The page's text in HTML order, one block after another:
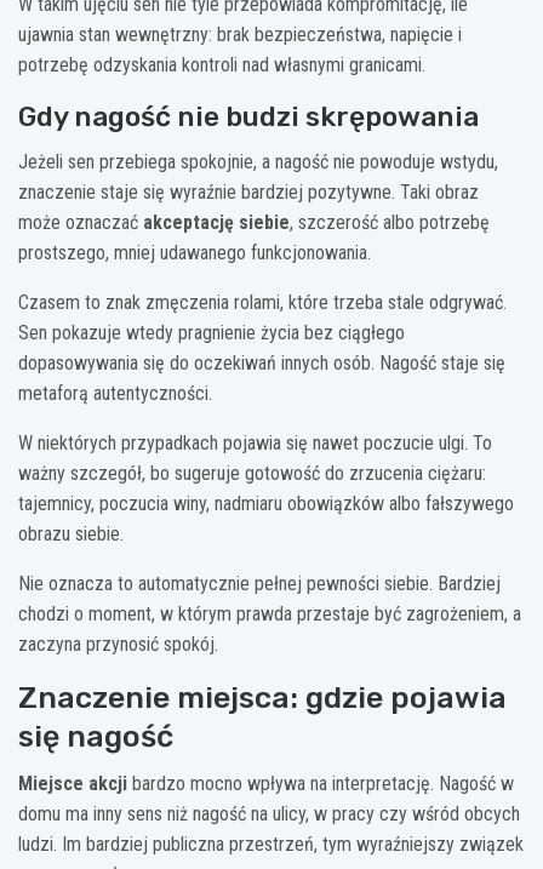
ujawnia stan wewnętrzny: brak bezpieczeństwa, napięcie i
potrzebę odzyskania kontroli nad własnymi granicami.
Gdy nagość nie budzi skrępowania
Jeżeli sen przebiega spokojnie, a nagość nie powoduje wstydu,
znaczenie staje się wyraźnie bardziej pozytywne. Taki obraz
może oznaczać akceptację siebie, szczerość albo potrzebę
prostszego, mniej udawanego funkcjonowania.
Czasem to znak zmęczenia rolami, które trzeba stale odgrywać.
Sen pokazuje wtedy pragnienie życia bez ciągłego
dopasowywania się do oczekiwań innych osób. Nagość staje się
metaforą autentyczności.
W niektórych przypadkach pojawia się nawet poczucie ulgi. To
ważny szczegół, bo sugeruje gotowość do zrzucenia ciężaru:
tajemnicy, poczucia winy, nadmiaru obowiązków albo fałszywego
obrazu siebie.
Nie oznacza to automatycznie pełnej pewności siebie. Bardziej
chodzi o moment, w którym prawda przestaje być zagrożeniem, a
zaczyna przynosić spokój.
Znaczenie miejsca: gdzie pojawia
się nagość
Miejsce akcji bardzo mocno wpływa na interpretację. Nagość w
domu ma inny sens niż nagość na ulicy, w pracy czy wśród obcych
ludzi. Im bardziej publiczna przestrzeń, tym wyraźniejszy związek